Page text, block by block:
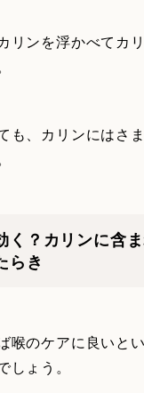
リンを浮かべてカ
も、カリンにはさ
く？カリンに含
らき
喉のケアに良いと
しょう。